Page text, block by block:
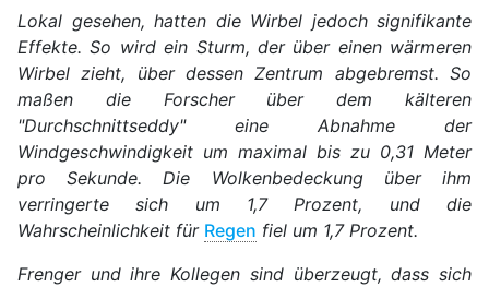
Lokal gesehen, hatten die Wirbel jedoch signifikante
Effekte. So wird ein Sturm, der über einen wärmeren
Wirbel zieht, über dessen Zentrum abgebremst. So
maßen die Forscher über dem kälteren
"Durchschnittseddy" eine Abnahme der
Windgeschwindigkeit um maximal bis zu 0,31 Meter
pro Sekunde. Die Wolkenbedeckung über ihm
verringerte sich um 1,7 Prozent, und die
Wahrscheinlichkeit für Regen fiel um 1,7 Prozent.
Frenger und ihre Kollegen sind überzeugt, dass sich